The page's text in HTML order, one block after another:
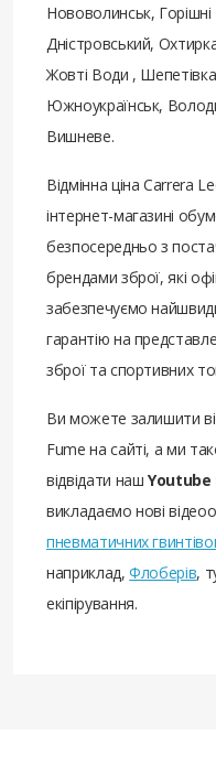
Нововолинськ,
Дністровський,
Жовті Води ,
Южноукраїнськ,
Вишневе.
Відмінна ціна Carrera
інтернет-магазині
безпосередньо з
брендами зброї, які
забезпечуємо
гарантію на
зброї та спортивних
Ви можете залишити
Fume на сайті, а ми
відвідати нашYoutube
викладаємо нові
пневматичних
наприклад,Флоберів,
екіпірування.